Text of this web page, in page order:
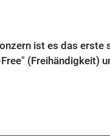
ist es das erste
(Freihändigkeit)